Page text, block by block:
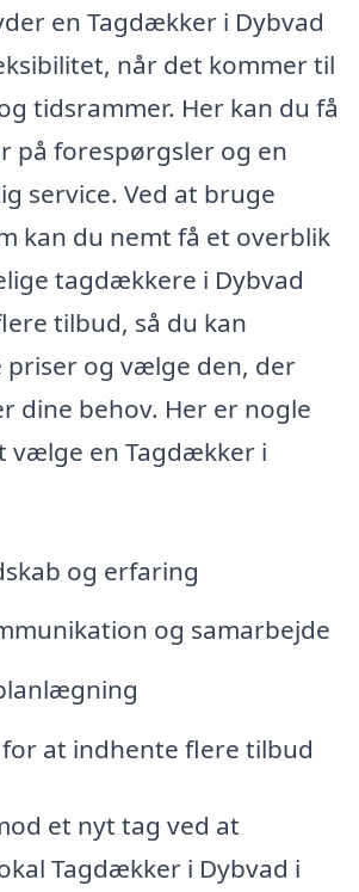
en Tagdækker i Dybvad
når det kommer til
tidsrammer. Her kan du få
på forespørgsler og en
service. Ved at bruge
kan du nemt få et overblik
tagdækkere i Dybvad
tilbud, så du kan
priser og vælge den, der
dine behov. Her er nogle
vælge en Tagdækker i
og erfaring
og samarbejde
at indhente flere tilbud
et nyt tag ved at
Tagdækker i Dybvad i